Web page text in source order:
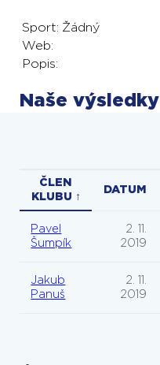
Sport: Žádný
Web:
Popis:
Naše výsledky
ČLEN
KLUBU ↑
DATUM
Pavel
Šumpík
2. 11.
2019
Jakub
Panuš
2. 11.
2019